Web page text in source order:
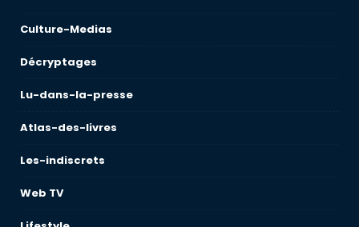
Culture-Medias
Décryptages
Lu-dans-la-presse
Atlas-des-livres
Les-indiscrets
Web TV